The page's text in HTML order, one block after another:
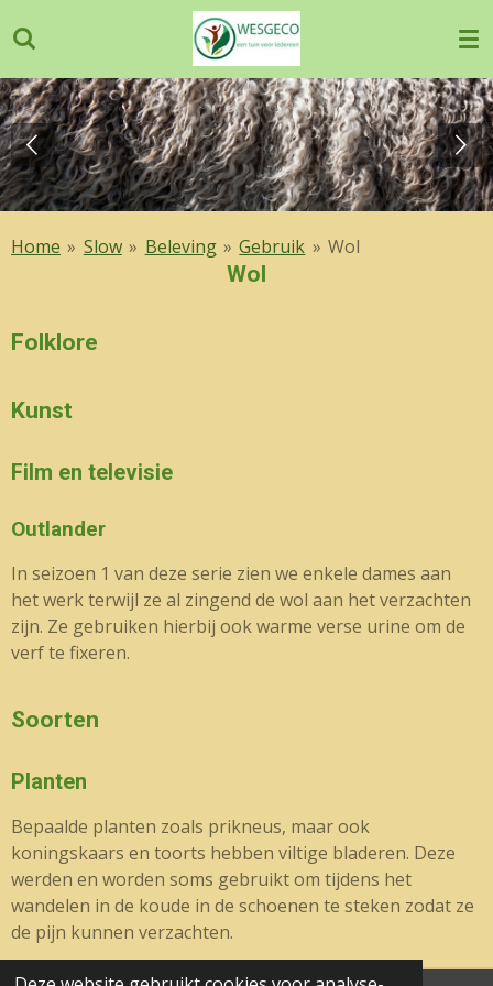
direct
naar
de
hoofdinhoud
Home » Slow » Beleving » Gebruik » Wol
Wol
Folklore
Kunst
Film en televisie
Outlander
In seizoen 1 van deze serie zien we enkele dames aan
het werk terwijl ze al zingend de wol aan het verzachten
zijn. Ze gebruiken hierbij ook warme verse urine om de
verf te fixeren.
Soorten
Planten
Bepaalde planten zoals prikneus, maar ook
koningskaars en toorts hebben viltige bladeren. Deze
werden en worden soms gebruikt om tijdens het
wandelen in de koude in de schoenen te steken zodat ze
de pijn kunnen verzachten.